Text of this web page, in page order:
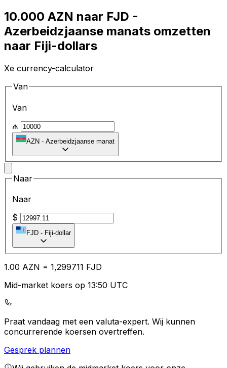
10.000 AZN naar FJD -
Azerbeidzjaanse manats omzetten
naar Fiji-dollars
Xe currency-calculator
Van
Van
₼
AZN - Azerbeidzjaanse manat
Naar
Naar
$
FJD - Fiji-dollar
1.00 AZN = 1,299711 FJD
Mid-market koers op 13:50 UTC
Praat vandaag met een valuta-expert. Wij kunnen
concurrerende koersen overtreffen.
Gesprek plannen